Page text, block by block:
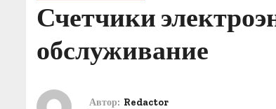
Счетчики
обслуживание
Автор: Redactor